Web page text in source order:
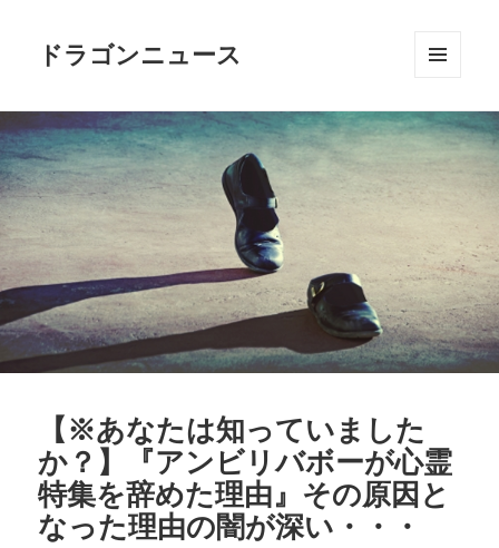
ドラゴンニュース
ーとウ
ィジェ
ット
【※あなたは知っていました
か？】『アンビリバボーが心霊
特集を辞めた理由』その原因と
なった理由の闇が深い・・・